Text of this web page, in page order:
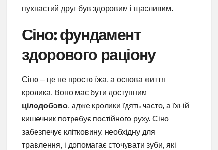
пухнастий друг був здоровим і щасливим.
Сіно: фундамент
здорового раціону
Сіно – це не просто їжа, а основа життя
кролика. Воно має бути доступним
цілодобово, адже кролики їдять часто, а їхній
кишечник потребує постійного руху. Сіно
забезпечує клітковину, необхідну для
травлення, і допомагає сточувати зуби, які